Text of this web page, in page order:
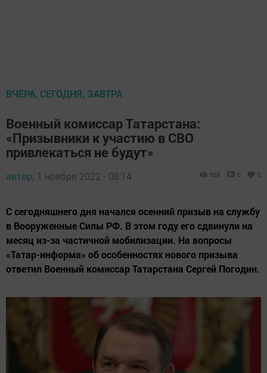
ВЧЕРА, СЕГОДНЯ, ЗАВТРА
Военный комиссар Татарстана:
«Призывники к участию в СВО
привлекаться не будут»
автор, 1 ноября 2022 - 08:14 608 0 0
С сегодняшнего дня начался осенний призыв на службу
в Вооруженные Силы РФ. В этом году его сдвинули на
месяц из-за частичной мобилизации. На вопросы
«Татар-информа» об особенностях нового призыва
ответил Военный комиссар Татарстана Сергей Погодин.